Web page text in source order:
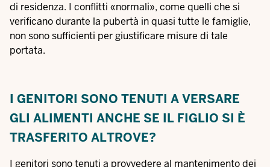
di residenza. I conflitti «normali», come quelli che si
verificano durante la pubertà in quasi tutte le famiglie,
non sono sufficienti per giustificare misure di tale
portata.
I GENITORI SONO TENUTI A VERSARE
GLI ALIMENTI ANCHE SE IL FIGLIO SI È
TRASFERITO ALTROVE?
I genitori sono tenuti a provvedere al mantenimento dei